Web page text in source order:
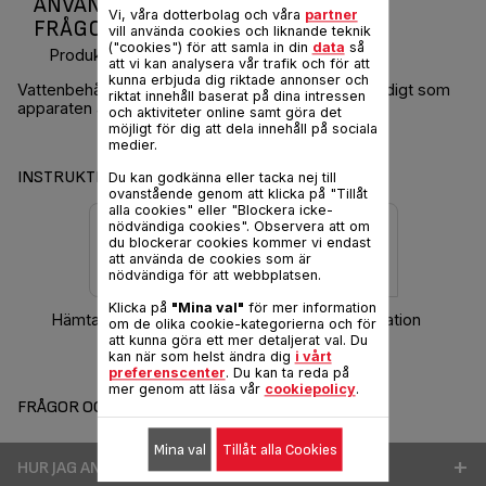
FRÅGOR PRO MINUTE ANTI-CALC
Produktkod :GV8700E0
Vattenbehållaren kan fyllas på när som helst samtidigt som
apparaten används.
INSTRUKTIONER & GARANTI
Hämta bruksanvisning Garantiinformation
FRÅGOR OCH SVAR
HUR JAG ANVÄNDER MIN PRODUKT BÄTTRE
Vi, våra dotterbolag och våra partner
vill använda cookies och liknande teknik
("cookies") för att samla in din data så
att vi kan analysera vår trafik och för att
kunna erbjuda dig riktade annonser och
riktat innehåll baserat på dina intressen
och aktiviteter online samt göra det
möjligt för dig att dela innehåll på sociala
medier.
Du kan godkänna eller tacka nej till
ovanstående genom att klicka på "Tillåt
alla cookies" eller "Blockera icke-
nödvändiga cookies". Observera att om
du blockerar cookies kommer vi endast
att använda de cookies som är
nödvändiga för att webbplatsen.
Klicka på "Mina val" för mer information
om de olika cookie-kategorierna och för
att kunna göra ett mer detaljerat val. Du
kan när som helst ändra dig i vårt
preferenscenter. Du kan ta reda på
mer genom att läsa vår cookiepolicy.
Mina val Tillåt alla Cookies